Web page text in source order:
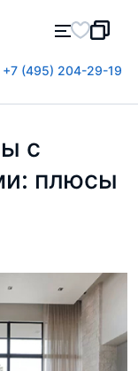
+7 (495) 204-29-19
с
плюсы